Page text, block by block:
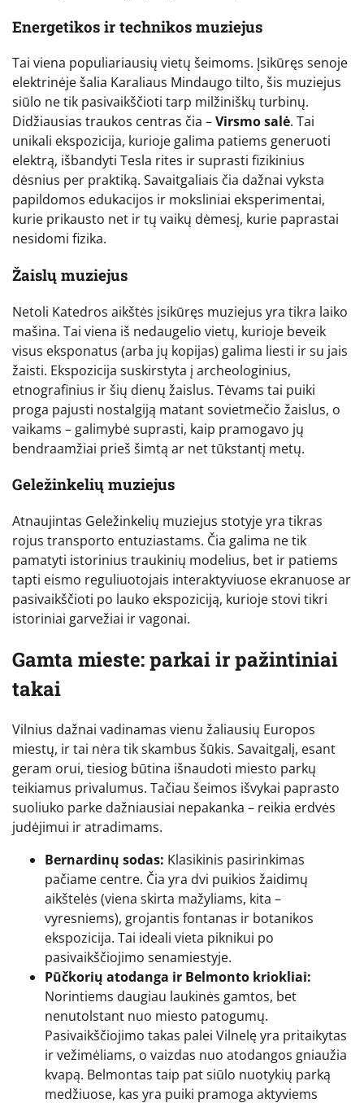
Energetikos ir technikos muziejus
Tai viena populiariausių vietų šeimoms. Įsikūręs senoje
elektrinėje šalia Karaliaus Mindaugo tilto, šis muziejus
siūlo ne tik pasivaikščioti tarp milžiniškų turbinų.
Didžiausias traukos centras čia –Virsmo salė. Tai
unikali ekspozicija, kurioje galima patiems generuoti
elektrą, išbandyti Tesla rites ir suprasti fizikinius
dėsnius per praktiką. Savaitgaliais čia dažnai vyksta
papildomos edukacijos ir moksliniai eksperimentai,
kurie prikausto net ir tų vaikų dėmesį, kurie paprastai
nesidomi fizika.
Žaislų muziejus
Netoli Katedros aikštės įsikūręs muziejus yra tikra laiko
mašina. Tai viena iš nedaugelio vietų, kurioje beveik
visus eksponatus (arba jų kopijas) galima liesti ir su jais
žaisti. Ekspozicija suskirstyta į archeologinius,
etnografinius ir šių dienų žaislus. Tėvams tai puiki
proga pajusti nostalgiją matant sovietmečio žaislus, o
vaikams – galimybė suprasti, kaip pramogavo jų
bendraamžiai prieš šimtą ar net tūkstantį metų.
Geležinkelių muziejus
Atnaujintas Geležinkelių muziejus stotyje yra tikras
rojus transporto entuziastams. Čia galima ne tik
pamatyti istorinius traukinių modelius, bet ir patiems
tapti eismo reguliuotojais interaktyviuose ekranuose ar
pasivaikščioti po lauko ekspoziciją, kurioje stovi tikri
istoriniai garvežiai ir vagonai.
Gamta mieste: parkai ir pažintiniai
takai
Vilnius dažnai vadinamas vienu žaliausių Europos
miestų, ir tai nėra tik skambus šūkis. Savaitgalį, esant
geram orui, tiesiog būtina išnaudoti miesto parkų
teikiamus privalumus. Tačiau šeimos išvykai paprasto
suoliuko parke dažniausiai nepakanka – reikia erdvės
judėjimui ir atradimams.
Bernardinų sodas: Klasikinis pasirinkimas
pačiame centre. Čia yra dvi puikios žaidimų
aikštelės (viena skirta mažyliams, kita –
vyresniems), grojantis fontanas ir botanikos
ekspozicija. Tai ideali vieta piknikui po
pasivaikščiojimo senamiestyje.
Pūčkorių atodanga ir Belmonto kriokliai:
Norintiems daugiau laukinės gamtos, bet
nenutolstant nuo miesto patogumų.
Pasivaikščiojimo takas palei Vilnelę yra pritaikytas
ir vežimėliams, o vaizdas nuo atodangos gniaužia
kvapą. Belmontas taip pat siūlo nuotykių parką
medžiuose, kas yra puiki pramoga aktyviems